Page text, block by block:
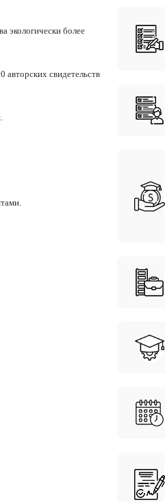
экологически более
свидетельств